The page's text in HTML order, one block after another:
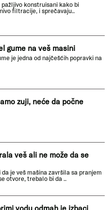
konstruisani kako bi
filtracije, i sprečavaju..
gume na veš masini
je jedna od najčešćih popravki na
zuji, neće da počne
veš ali ne može da se
je veš mašina završila sa pranjem
otvore, trebalo bi da ..
vodu odmah je izbaci